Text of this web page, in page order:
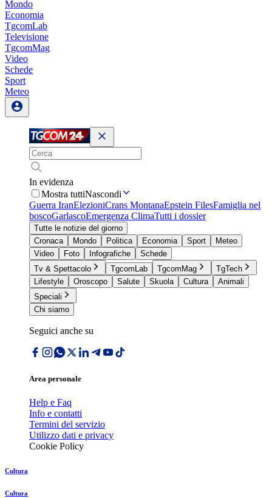
Mondo
Economia
TgcomLab
Televisione
TgcomMag
Video
Schede
Sport
Meteo
In evidenza
Mostra tuttiNascondi
Guerra IranElezioniCrans MontanaEpstein FilesFamiglia nel
boscoGarlascoEmergenza ClimaTutti i dossier
Tutte le notizie del giorno
Cronaca
Mondo Politica Economia Sport
Meteo
Video
Foto Infografiche
Schede
Tv & Spettacolo
TgcomLab TgcomMag
TgTech
Lifestyle
Oroscopo Salute Skuola Cultura
Animali
Speciali
Chi siamo
Seguici anche su
Area personale
Help e Faq
Info e contatti
Termini del servizio
Utilizzo dati e privacy
Cookie Policy
Cultura
Cultura